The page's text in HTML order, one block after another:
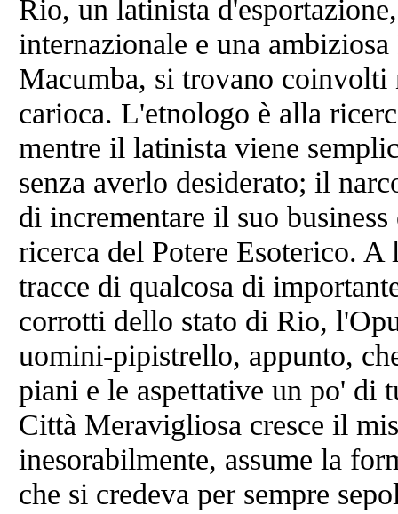
Rio, un latinista
internazionale e una
Macumba, si trovano
carioca. L'etnologo è alla
mentre il latinista viene
senza averlo desiderato; il
di incrementare il suo
ricerca del Potere Esoterico.
tracce di qualcosa di
corrotti dello stato di Rio,
uomini-pipistrello, appunto,
piani e le aspettative un po' di
Città Meravigliosa cresce il
inesorabilmente, assume la
che si credeva per sempre